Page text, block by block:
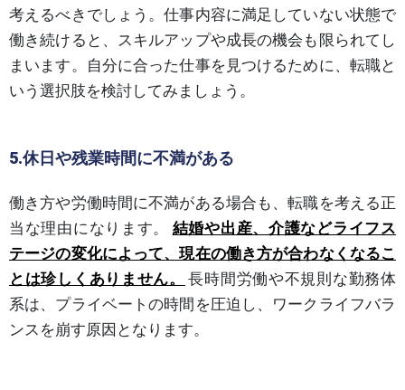
考えるべきでしょう。仕事内容に満足していない状態で
働き続けると、スキルアップや成長の機会も限られてし
まいます。自分に合った仕事を見つけるために、転職と
いう選択肢を検討してみましょう。
5.休日や残業時間に不満がある
働き方や労働時間に不満がある場合も、転職を考える正
当な理由になります。
結婚や出産、介護などライフス
テージの変化によって、現在の働き方が合わなくなるこ
とは珍しくありません。
長時間労働や不規則な勤務体
系は、プライベートの時間を圧迫し、ワークライフバラ
ンスを崩す原因となります。